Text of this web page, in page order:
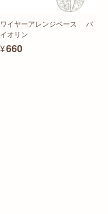
ワイヤーアレンジベース バ
イオリン
¥660